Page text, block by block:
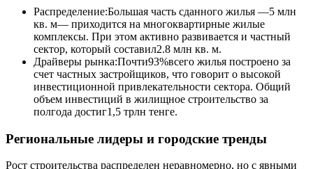
Распределение:Большая часть сданного жилья —5 млн
кв. м— приходится на многоквартирные жилые
комплексы. При этом активно развивается и частный
сектор, который составил2.8 млн кв. м.
Драйверы рынка:Почти93%всего жилья построено за
счет частных застройщиков, что говорит о высокой
инвестиционной привлекательности сектора. Общий
объем инвестиций в жилищное строительство за
полгода достиг1,5 трлн тенге.
Региональные лидеры и городские тренды
Рост строительства распределен неравномерно, но с явными